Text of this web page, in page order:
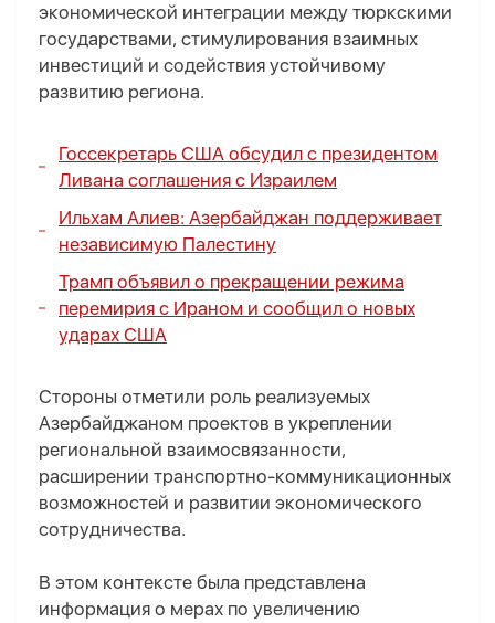
экономической интеграции между тюркскими
государствами, стимулирования взаимных
инвестиций и содействия устойчивому
развитию региона.
Госсекретарь США обсудил с президентом
Ливана соглашения с Израилем
Ильхам Алиев: Азербайджан поддерживает
независимую Палестину
Трамп объявил о прекращении режима
перемирия с Ираном и сообщил о новых
ударах США
Стороны отметили роль реализуемых
Азербайджаном проектов в укреплении
региональной взаимосвязанности,
расширении транспортно-коммуникационных
возможностей и развитии экономического
сотрудничества.
В этом контексте была представлена
информация о мерах по увеличению